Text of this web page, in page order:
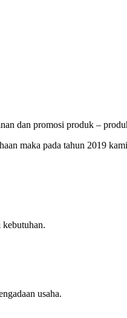
dan promosi produk –
maka pada tahun 2019
usaha.